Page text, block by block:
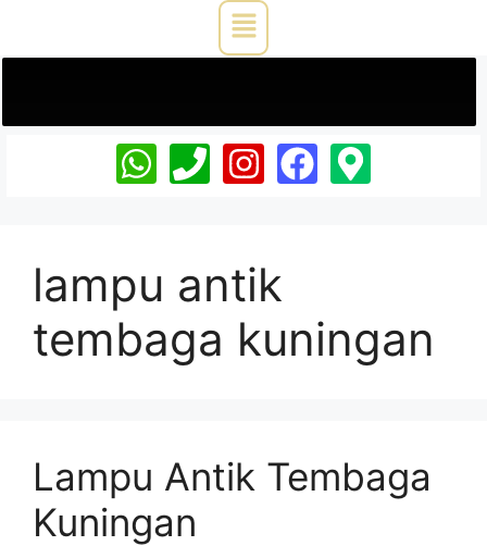
lampu antik
tembaga kuningan
Lampu Antik Tembaga
Kuningan